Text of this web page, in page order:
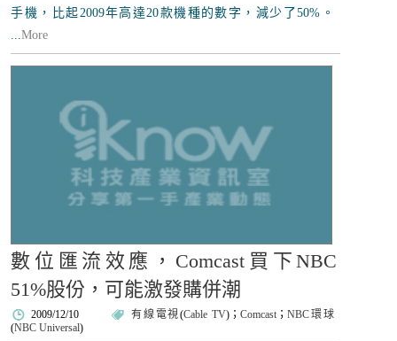
手機，比起2009年高達20款機種的數字，減少了50%。
...More
數位匯流效應，Comcast買下NBC
51%股份，可能激發購併潮
2009/12/10 有線電視(Cable TV)； Comcast； NBC環球
(NBC Universal)